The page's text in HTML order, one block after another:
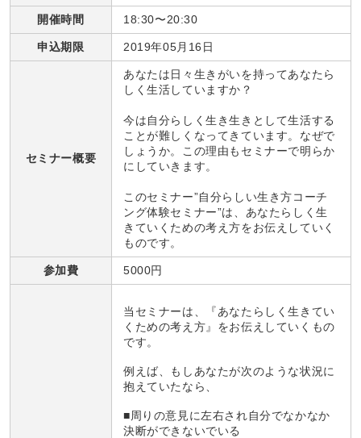
開催時間 18:30〜20:30
申込期限 2019年05月16日
セミナー概要
あなたは日々生きがいを持ってあなたら
しく生活していますか？
今は自分らしく生き生きとして生活する
ことが難しくなってきています。なぜで
しょうか。この理由もセミナーで明らか
にしていきます。
このセミナー”自分らしい生き方コーチ
ング体験セミナー”は、あなたらしく生
きていくための考え方をお伝えしていく
ものです。
参加費 5000円
当セミナーは、『あなたらしく生きてい
くための考え方』をお伝えしていくもの
です。
例えば、もしあなたが次のような状況に
抱えていたなら、
■周りの意見に左右され自分でなかなか
決断ができないでいる